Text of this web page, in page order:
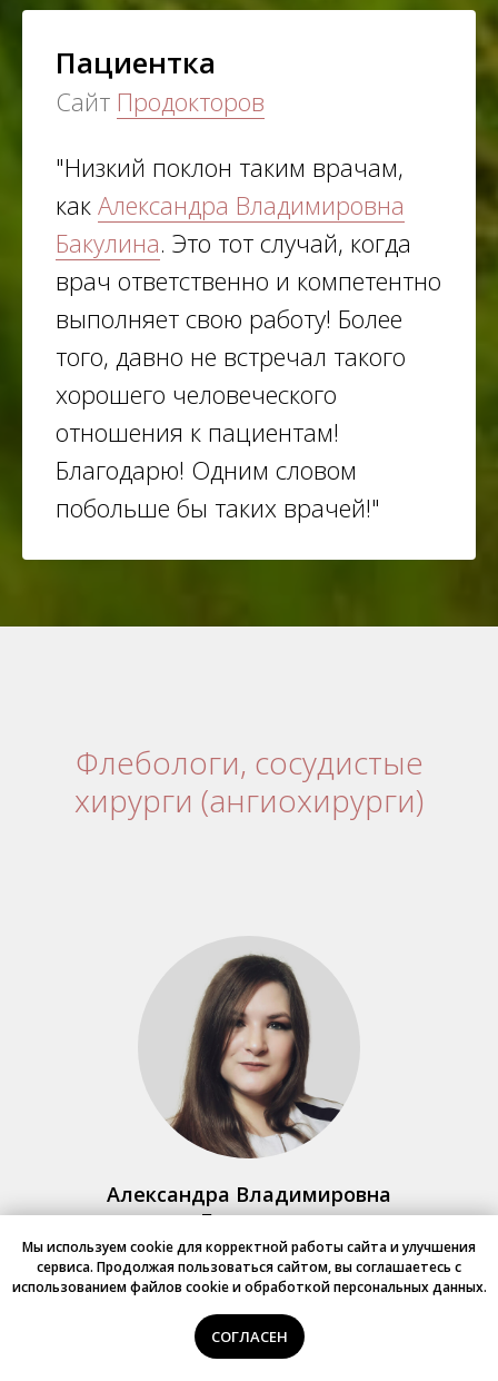
Пациентка
Сайт Продокторов
"Низкий поклон таким врачам,
как Александра Владимировна
Бакулина. Это тот случай, когда
врач ответственно и компетентно
выполняет свою работу! Более
того, давно не встречал такого
хорошего человеческого
отношения к пациентам!
Благодарю! Одним словом
побольше бы таких врачей!"
Флебологи, сосудистые
хирурги (ангиохирурги)
Александра Владимировна
Бакулина
Сосудистый хирург
(флеболог), врач УЗИ
Мы используем cookie для корректной работы сайта и улучшения
сервиса. Продолжая пользоваться сайтом, вы соглашаетесь с
использованием файлов cookie и обработкой персональных данных.
СОГЛАСЕН